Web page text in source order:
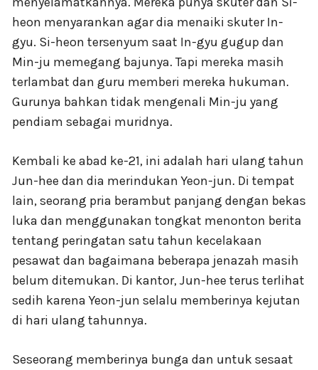
heon menyarankan agar dia menaiki skuter In-
gyu. Si-heon tersenyum saat In-gyu gugup dan
Min-ju memegang bajunya. Tapi mereka masih
terlambat dan guru memberi mereka hukuman.
Gurunya bahkan tidak mengenali Min-ju yang
pendiam sebagai muridnya.
Kembali ke abad ke-21, ini adalah hari ulang tahun
Jun-hee dan dia merindukan Yeon-jun. Di tempat
lain, seorang pria berambut panjang dengan bekas
luka dan menggunakan tongkat menonton berita
tentang peringatan satu tahun kecelakaan
pesawat dan bagaimana beberapa jenazah masih
belum ditemukan. Di kantor, Jun-hee terus terlihat
sedih karena Yeon-jun selalu memberinya kejutan
di hari ulang tahunnya.
Seseorang memberinya bunga dan untuk sesaat